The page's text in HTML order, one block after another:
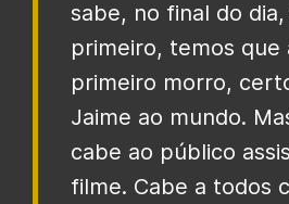
sabe, no final do
primeiro, temos que
primeiro morro,
Jaime ao mundo.
cabe ao público
filme. Cabe a todos